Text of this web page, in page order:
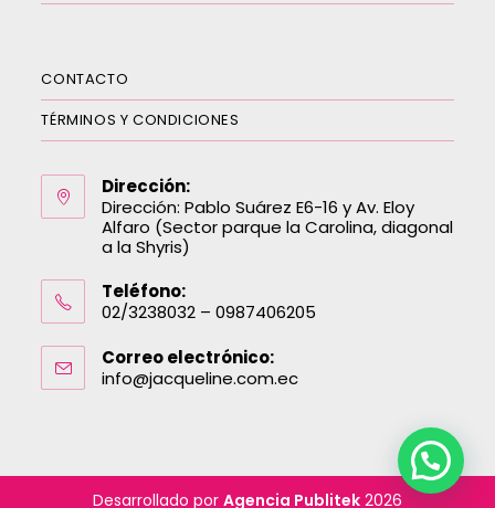
CONTACTO
TÉRMINOS Y CONDICIONES
Dirección:
Dirección: Pablo Suárez E6-16 y Av. Eloy
Alfaro (Sector parque la Carolina, diagonal
a la Shyris)
Teléfono:
02/3238032 – 0987406205
Correo electrónico:
info@jacqueline.com.ec
Desarrollado por Agencia Publitek 2026